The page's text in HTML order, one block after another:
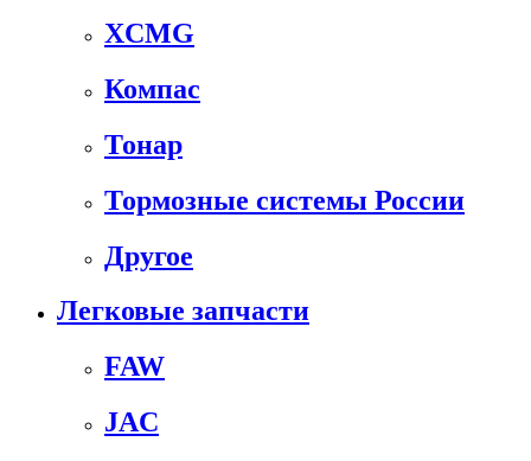
XCMG
Компас
Тонар
Тормозные системы России
Другое
Легковые запчасти
FAW
JAC